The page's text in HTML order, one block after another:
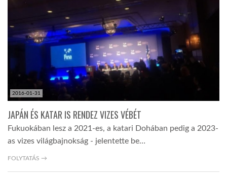
2016-01-31
JAPÁN ÉS KATAR IS RENDEZ VIZES VÉBÉT
Fukuokában lesz a 2021-es, a katari Dohában pedig a 2023-
as vizes világbajnokság - jelentette be…
FOLYTATÁS →